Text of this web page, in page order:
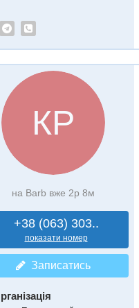
КР
на Barb вже 2р 8м
+38 (063) 303..
показати номер
Записатись